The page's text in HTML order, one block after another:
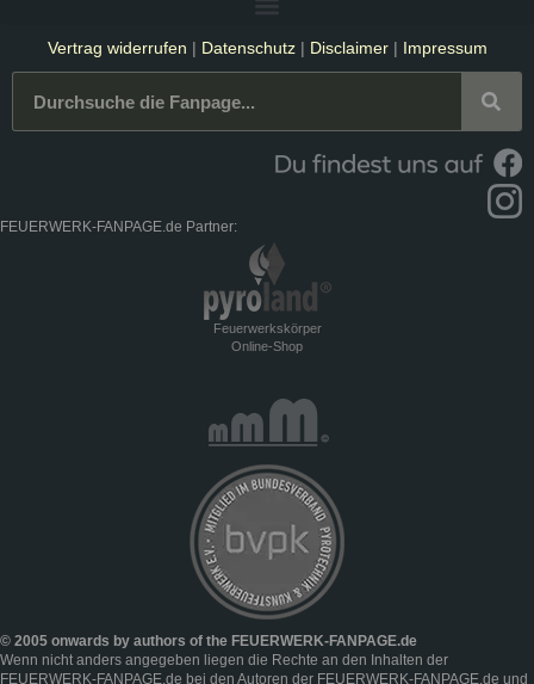
Vertrag widerrufen | Datenschutz| Disclaimer| Impressum
FEUERWERK-FANPAGE.de Partner:
Feuerwerkskörper
Online-Shop
© 2005 onwards by authors of the FEUERWERK-FANPAGE.de
Wenn nicht anders angegeben liegen die Rechte an den Inhalten der
FEUERWERK-FANPAGE.de bei den Autoren der FEUERWERK-FANPAGE.de und